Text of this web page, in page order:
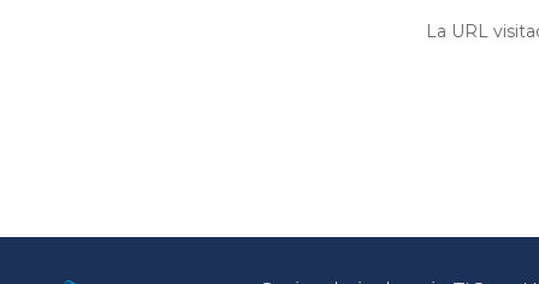
La URL